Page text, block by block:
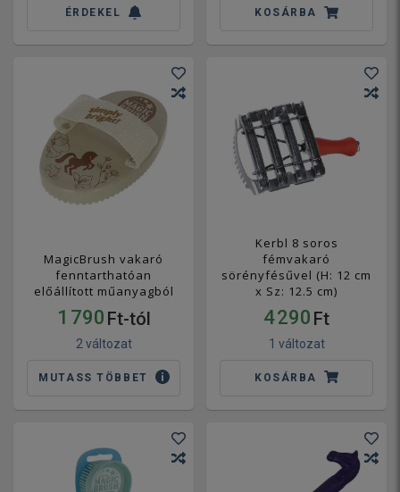
ÉRDEKEL KOSÁRBA
MagicBrush vakaró
fenntarthatóan
előállított műanyagból
1 790 Ft-tól
2 változat
MUTASS TÖBBET
Kerbl 8 soros
fémvakaró
sörényfésűvel (H: 12 cm
x Sz: 12.5 cm)
4 290 Ft
1 változat
KOSÁRBA